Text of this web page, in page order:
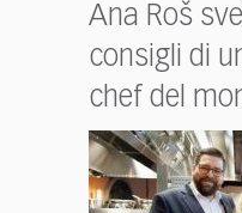
Ana Roš
consigli di
chef del